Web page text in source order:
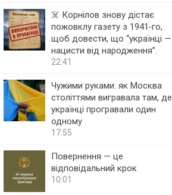
☠️ Корнілов знову дістає
пожовклу газету з 1941‑го,
щоб довести, що “українці —
нацисти від народження”.
22:41
Чужими руками: як Москва
століттями вигравала там, де
українці програвали один
одному
17:55
Повернення — це
відповідальний крок
10:01